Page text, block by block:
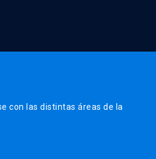
con las distintas áreas de la